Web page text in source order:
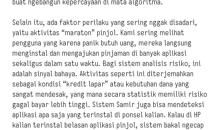
buat ngebangun kepercayaan di mata algoritma.
Selain itu, ada faktor perilaku yang sering nggak disadari,
yaitu aktivitas “maraton” pinjol. Kami sering melihat
pengguna yang karena panik butuh uang, mereka langsung
menginstal dan mengajukan pinjaman di banyak aplikasi
sekaligus dalam satu waktu. Bagi sistem analisis risiko, ini
adalah sinyal bahaya. Aktivitas seperti ini diterjemahkan
sebagai kondisi “kredit lapar” atau kebutuhan dana yang
sangat mendesak, yang mana secara statistik memiliki risiko
gagal bayar lebih tinggi. Sistem Samir juga bisa mendeteksi
aplikasi apa saja yang terinstal di ponsel kalian. Kalau di HP
kalian terinstal belasan aplikasi pinjol, sistem bakal ngecap